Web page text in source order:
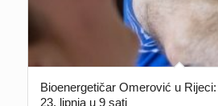
Bioenergetičar Omerović u Rijeci:
23. lipnja u 9 sati